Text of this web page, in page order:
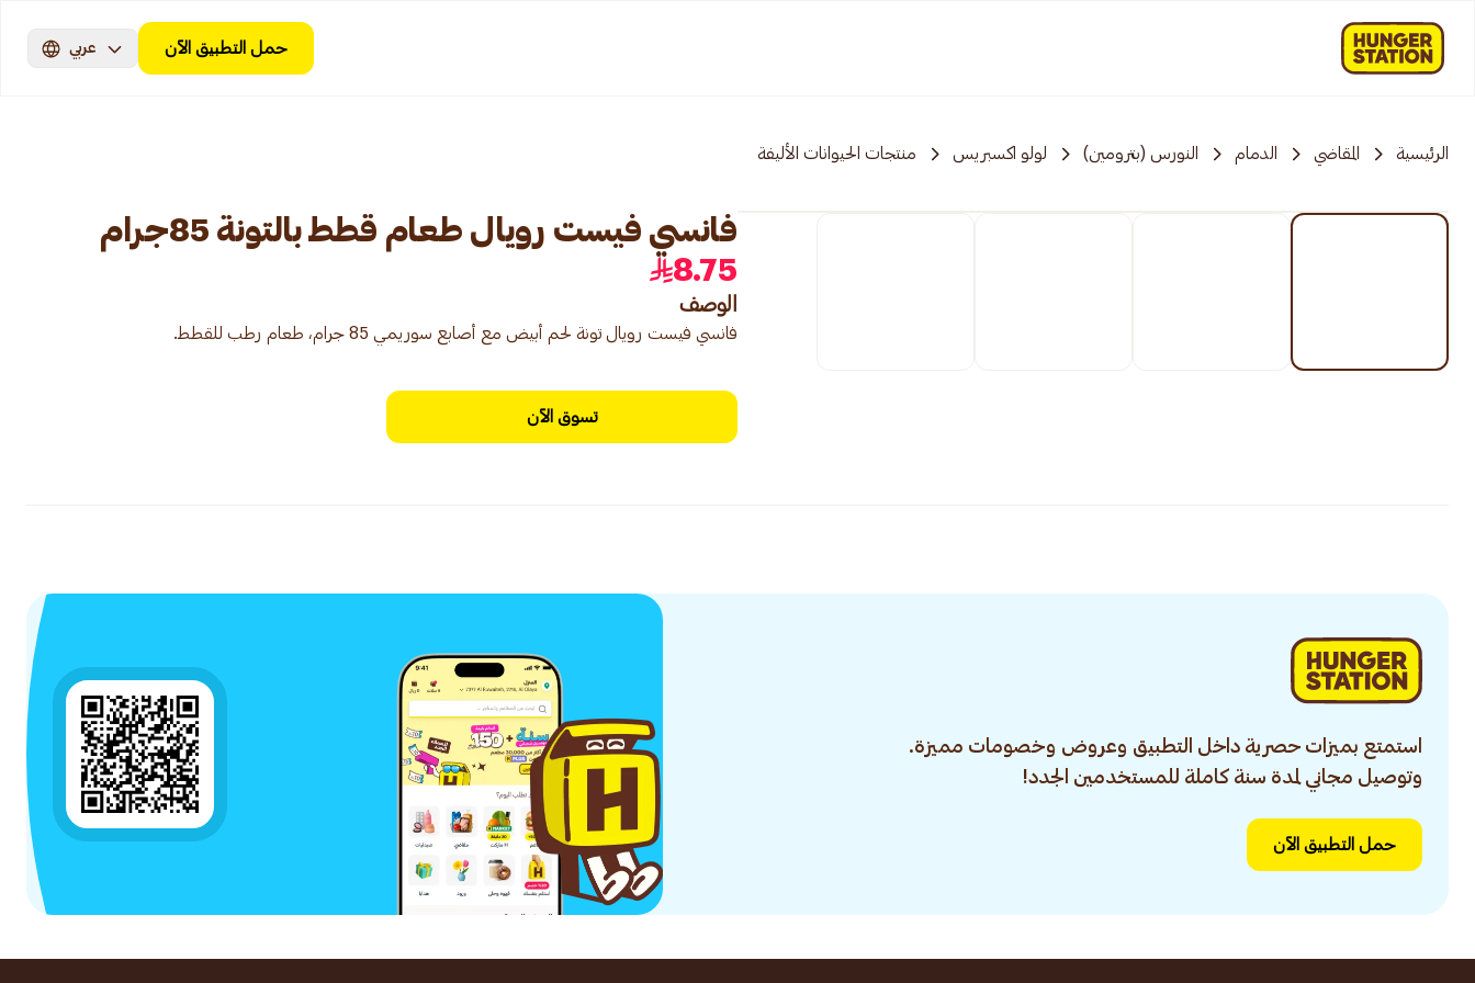
حمل التطبيق الآن عربي
الرئيسية المقاضي الدمام النورس (بترومين) لولو اكسبريس منتجات الحيوانات الأليفة
فانسي فيست رويال طعام قطط بالتونة 85جرام
8.75
الوصف
فانسي فيست رويال تونة لحم أبيض مع أصابع سوريمي 85 جرام، طعام رطب للقطط.
تسوق الآن
استمتع بميزات حصرية داخل التطبيق وعروض وخصومات مميزة.
وتوصيل مجاني لمدة سنة كاملة للمستخدمين الجدد!
حمل التطبيق الآن